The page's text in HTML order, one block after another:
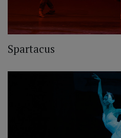
Spartacus